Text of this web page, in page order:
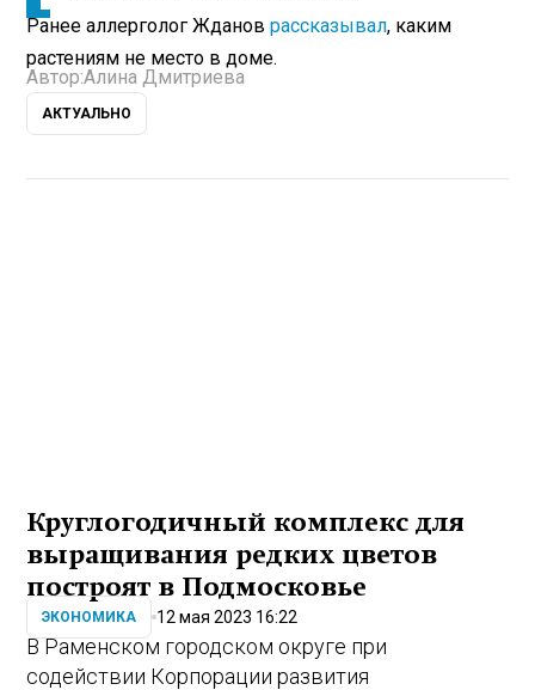
Ранее аллерголог Ждановрассказывал, каким
растениям не место в доме.
Автор:Алина Дмитриева
АКТУАЛЬНО
Круглогодичный комплекс для
выращивания редких цветов
построят в Подмосковье
ЭКОНОМИКА 12 мая 2023 16:22
В Раменском городском округе при
содействии Корпорации развития